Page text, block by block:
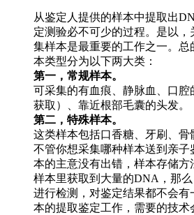
从鉴定人提供的样本中提取出
定测验必不可少的过程。是以
集样本是最重要的工作之一。
本类型分为以下两大类：
第一，常规样本。
可采集的有血痕、静脉血、口
获取）、靠近根部毛囊的头发。
第二，特殊样本。
这类样本包括口香糖、牙刷、骨
不管你想采集哪种样本送到亲
本的主意没有出错，样本存储方
样本里获取到大量的DNA，那
进行检测，对鉴定结果都不会
本的提取鉴定工作，需要的技术